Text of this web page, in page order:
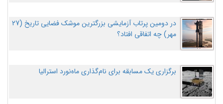
در دومین پرتاب آزمایشی بزرگترین موشک فضایی تاریخ (27
مهر‌) چه اتفاقی افتاد؟
برگزاری یک مسابقه برای نام‌گذاری ماه‌نورد استرالیا